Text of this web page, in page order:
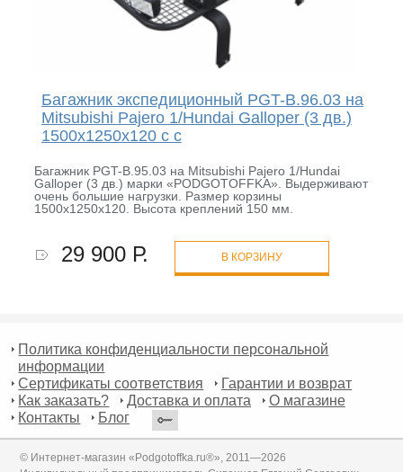
Багажник экспедиционный PGT-B.96.03 на
Mitsubishi Pajero 1/Hundai Galloper (3 дв.)
1500х1250х120 с с
Багажник PGT-B.95.03 на Mitsubishi Pajero 1/Hundai
Galloper (3 дв.) марки «PODGOTOFFKA». Выдерживают
очень большие нагрузки. Размер корзины
1500х1250х120. Высота креплений 150 мм.
29 900 Р. В КОРЗИНУ
Политика конфиденциальности персональной
информации
Сертификаты соответствия
Гарантии и возврат
Как заказать?
Доставка и оплата
О магазине
Контакты
Блог
© Интернет-магазин «Podgotoffka.ru®», 2011—2026